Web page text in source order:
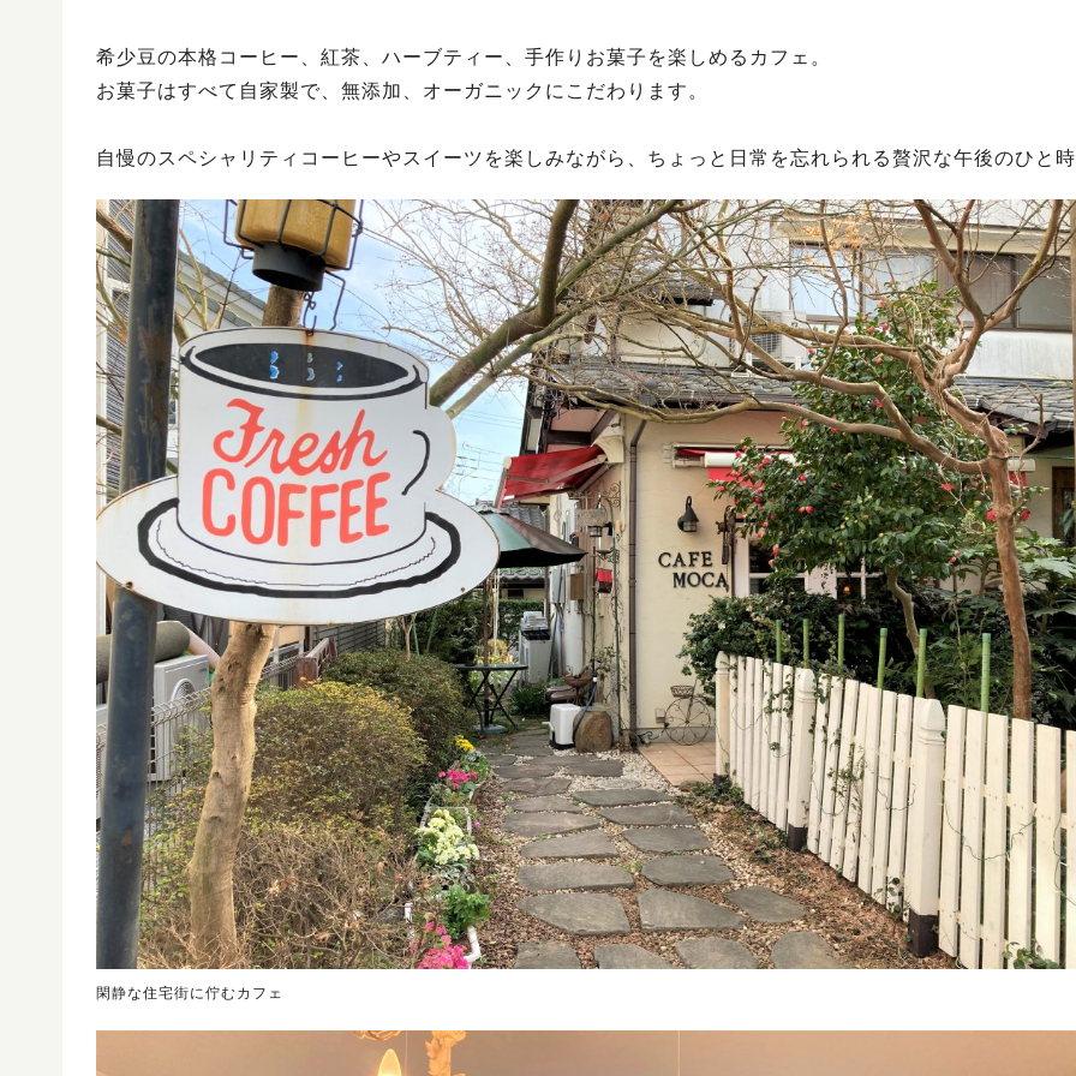
希少豆の本格コーヒー、紅茶、ハーブティー、手作りお菓子を楽しめるカフェ。
お菓子はすべて自家製で、無添加、オーガニックにこだわります。
自慢のスペシャリティコーヒーやスイーツを楽しみながら、ちょっと日常を忘れられる贅沢な午後のひと
閑静な住宅街に佇むカフェ